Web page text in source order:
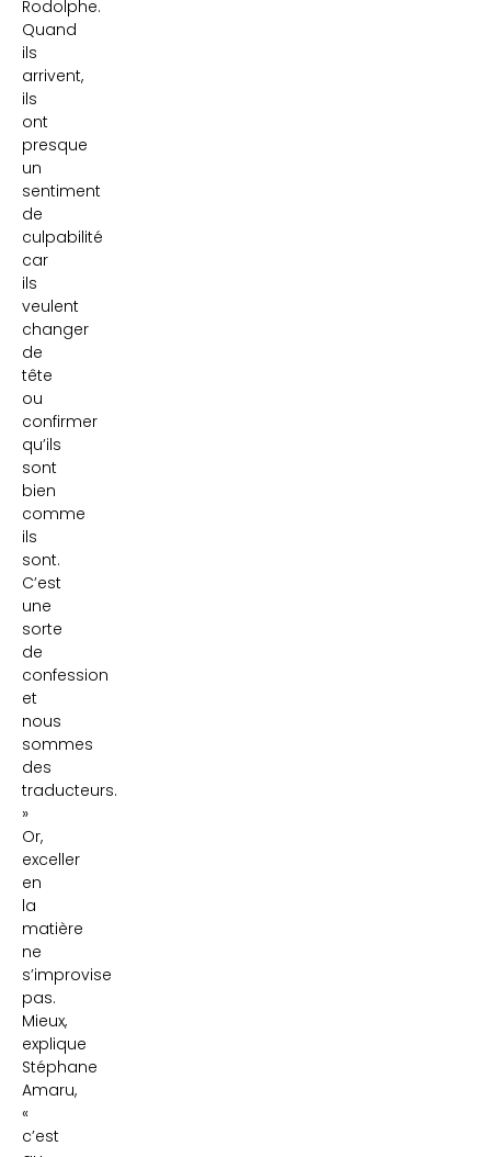
Rodolphe.
Quand
ils
arrivent,
ils
ont
presque
un
sentiment
de
culpabilité
car
ils
veulent
changer
de
tête
ou
confirmer
qu’ils
sont
bien
comme
ils
sont.
C’est
une
sorte
de
confession
et
nous
sommes
des
traducteurs.
»
Or,
exceller
en
la
matière
ne
s’improvise
pas.
Mieux,
explique
Stéphane
Amaru,
«
c’est